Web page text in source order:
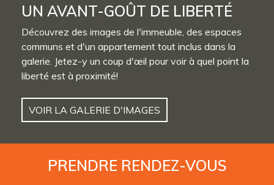
UN AVANT-GOÛT DE LIBERTÉ
Découvrez des images de l'immeuble, des espaces
communs et d'un appartement tout inclus dans la
galerie. Jetez-y un coup d'œil pour voir à quel point la
liberté est à proximité!
VOIR LA GALERIE D'IMAGES
PRENDRE RENDEZ-VOUS